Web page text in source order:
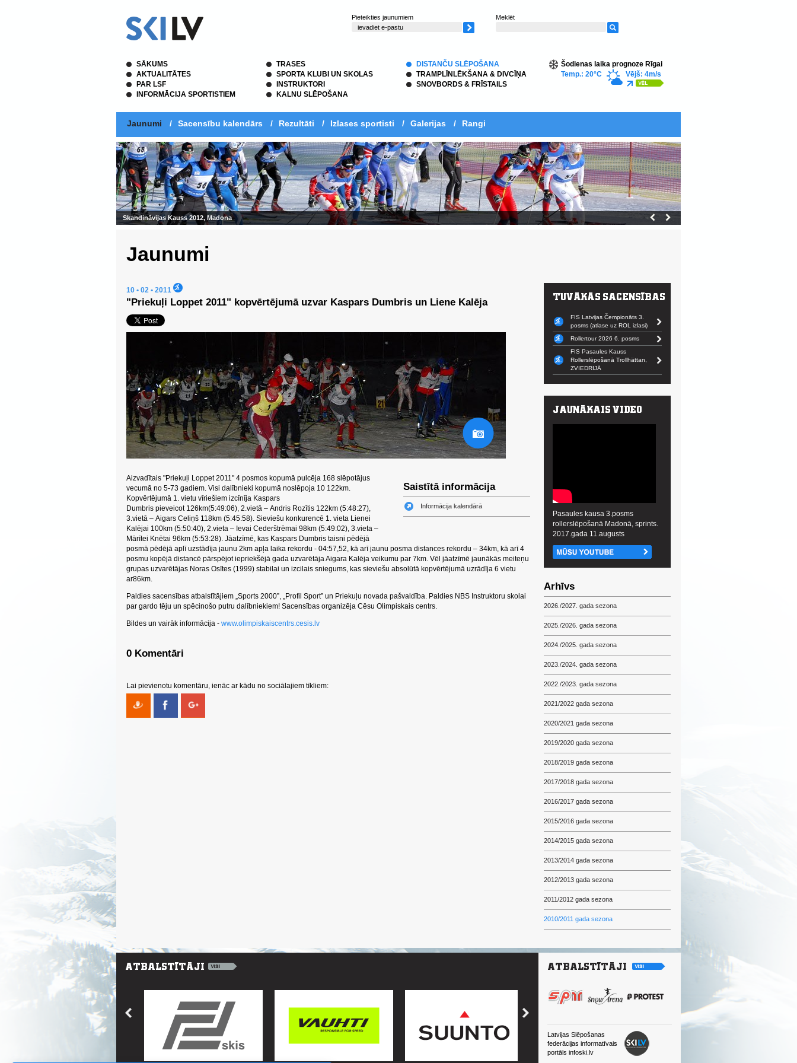
Pieteikties jaunumiem Meklēt
SĀKUMS
AKTUALITĀTES
PAR LSF
INFORMĀCIJA SPORTISTIEM
TRASES
SPORTA KLUBI UN SKOLAS
INSTRUKTORI
KALNU SLĒPOŠANA
DISTANČU SLĒPOŠANA
TRAMPLĪNLĒKŠANA & DIVCĪŅA
SNOVBORDS & FRĪSTAILS
Šodienas laika prognoze Rīgai
Temp.: 20°C
Vējš: 4m/s
Jaunumi / Sacensību kalendārs / Rezultāti / Izlases sportisti / Galerijas / Rangi
Skandināvijas Kauss 2012, Madona
Jaunumi
10 • 02 • 2011
"Priekuļi Loppet 2011" kopvērtējumā uzvar Kaspars Dumbris un Liene Kalēja
Saistītā informācija
Informācija kalendārā
Aizvadītais "Priekuļi Loppet 2011" 4 posmos kopumā pulcēja 168 slēpotājus
vecumā no 5-73 gadiem. Visi dalībnieki kopumā noslēpoja 10 122km.
Kopvērtējumā 1. vietu vīriešiem izcīnīja Kaspars
Dumbris pieveicot 126km(5:49:06), 2.vietā – Andris Rozītis 122km (5:48:27),
3.vietā – Aigars Celiņš 118km (5:45:58). Sieviešu konkurencē 1. vieta Lienei
Kalējai 100km (5:50:40), 2.vieta – Ievai Cederštrēmai 98km (5:49:02), 3.vieta –
Mārītei Knētai 96km (5:53:28). Jāatzīmē, kas Kaspars Dumbris taisni pēdējā
posmā pēdējā aplī uzstādīja jaunu 2km apļa laika rekordu - 04:57,52, kā arī jaunu posma distances rekordu – 34km, kā arī 4
posmu kopējā distancē pārspējot iepriekšējā gada uzvarētāja Aigara Kalēja veikumu par 7km. Vēl jāatzīmē jaunākās meiteņu
grupas uzvarētājas Noras Osītes (1999) stabilai un izcilais sniegums, kas sieviešu absolūtā kopvērtējumā uzrādīja 6 vietu
ar86km.
Paldies sacensības atbalstītājiem „Sports 2000”, „Profil Sport” un Priekuļu novada pašvaldība. Paldies NBS Instruktoru skolai
par gardo tēju un spēcinošo putru dalībniekiem! Sacensības organizēja Cēsu Olimpiskais centrs.
Bildes un vairāk informācija - www.olimpiskaiscentrs.cesis.lv
0 Komentāri
Lai pievienotu komentāru, ienāc ar kādu no sociālajiem tīkliem:
FIS Latvijas Čempionāts 3.
posms (atlase uz ROL izlasi)
Rollertour 2026 6. posms
FIS Pasaules Kauss
Rollerslēpošanā Trollhättan,
ZVIEDRIJĀ
Pasaules kausa 3.posms
rollerslēpošanā Madonā, sprints.
2017.gada 11.augusts
Arhīvs
2026./2027. gada sezona
2025./2026. gada sezona
2024./2025. gada sezona
2023./2024. gada sezona
2022./2023. gada sezona
2021/2022 gada sezona
2020/2021 gada sezona
2019/2020 gada sezona
2018/2019 gada sezona
2017/2018 gada sezona
2016/2017 gada sezona
2015/2016 gada sezona
2014/2015 gada sezona
2013/2014 gada sezona
2012/2013 gada sezona
2011/2012 gada sezona
2010/2011 gada sezona
Latvijas Slēpošanas
federācijas informatīvais
portāls infoski.lv